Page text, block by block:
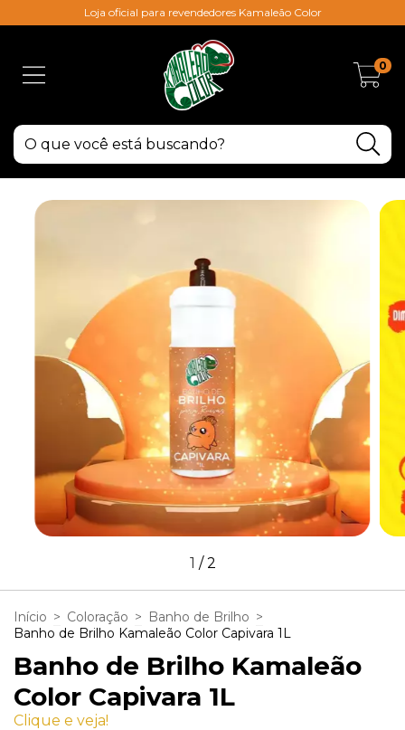
Loja oficial para revendedores Kamaleão Color
0
1 /2
Início > Coloração > Banho de Brilho >
Banho de Brilho Kamaleão Color Capivara 1L
Banho de Brilho Kamaleão
Color Capivara 1L
Clique e veja!